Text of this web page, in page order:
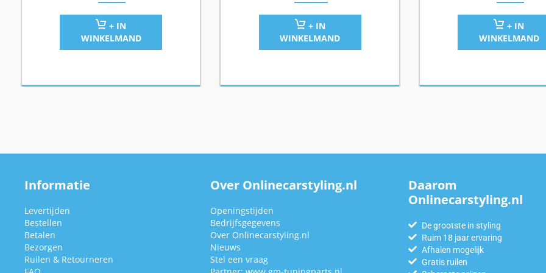
+ IN
WINKELMAND
+ IN
WINKELMAND
+ IN
WINKELMAND
Informatie
Levertijden
Bestellen
Betalen
Bezorgen
Ruilen & Retourneren
Over Onlinecarstyling.nl
Openingstijden
Bedrijfsgegevens
Over Onlinecarstyling.nl
Nieuws
Stel een vraag
Daarom
Onlinecarstyling.nl
De grootste in styling
Ruim 18 jaar ervaring
Afhalen mogelijk
Gratis ruilen